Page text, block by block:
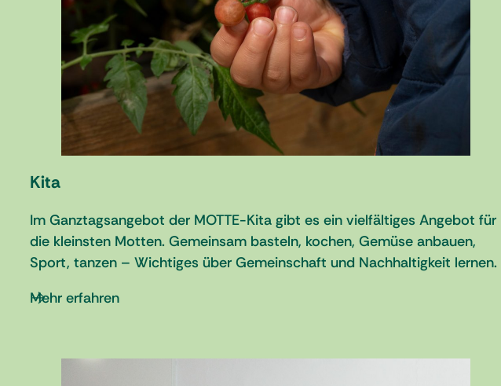
Kita
Im Ganztagsangebot der MOTTE-Kita gibt es ein vielfältiges Angebot für
die kleinsten Motten. Gemeinsam basteln, kochen, Gemüse anbauen,
Sport, tanzen – Wichtiges über Gemeinschaft und Nachhaltigkeit lernen.
Mehr erfahren